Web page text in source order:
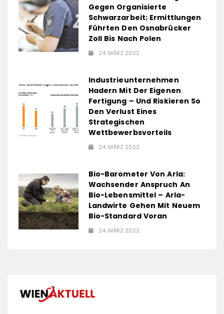
Gegen Organisierte
Schwarzarbeit; Ermittlungen
Führten Den Osnabrücker
Zoll Bis Nach Polen
24. MÄRZ 2022
Industrieunternehmen
Hadern Mit Der Eigenen
Fertigung – Und Riskieren So
Den Verlust Eines
Strategischen
Wettbewerbsvorteils
24. MÄRZ 2022
Bio-Barometer Von Arla:
Wachsender Anspruch An
Bio-Lebensmittel – Arla-
Landwirte Gehen Mit Neuem
Bio-Standard Voran
24. MÄRZ 2022